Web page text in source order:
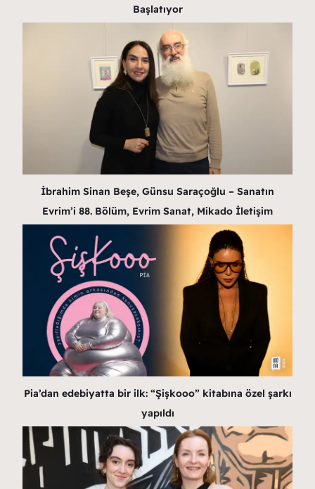
Başlatıyor
İbrahim Sinan Beşe, Günsu Saraçoğlu – Sanatın
Evrim’i 88. Bölüm, Evrim Sanat, Mikado İletişim
Pia’dan edebiyatta bir ilk: “Şişkooo” kitabına özel şarkı
yapıldı